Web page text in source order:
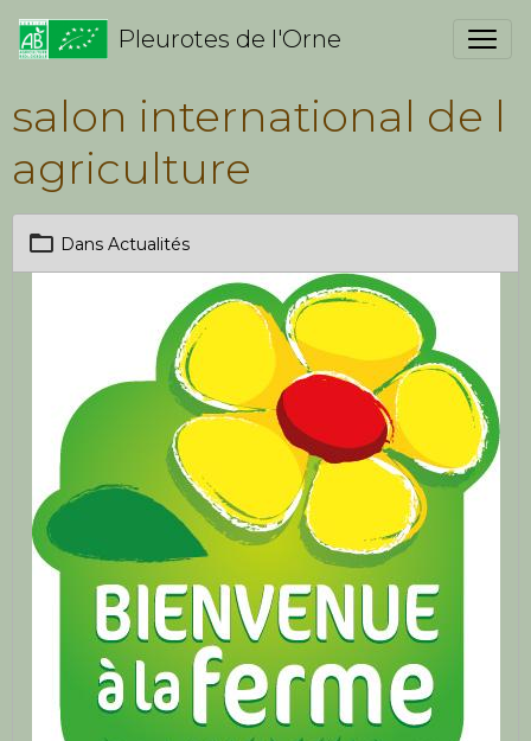
Pleurotes de l'Orne
salon international de l
agriculture
Dans Actualités